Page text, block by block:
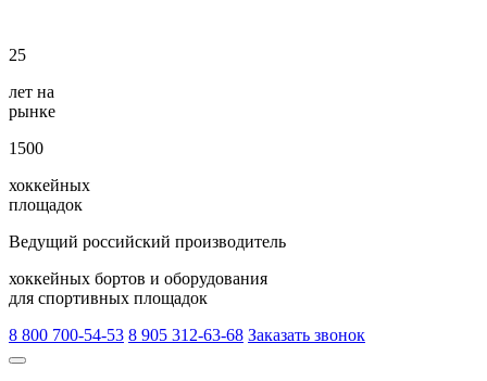
25
лет на
рынке
1500
хоккейных
площадок
Ведущий российский производитель
хоккейных бортов и оборудования
для спортивных площадок
8 800 700-54-53 8 905 312-63-68 Заказать звонок